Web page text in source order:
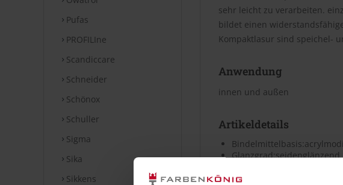
Pufas
PROFILIne
Scandiccare
Schneider
Schönox
Schuller
Sigma
Sika
Sikkens
sehr leicht zu verarbeiten.
bildet einen
Kompaktlasur sind speichel-
Anwendung
innen und außen
Artikeldetails
Glanzgrad:seidenglänzend
Lösemittelhaltig:nein